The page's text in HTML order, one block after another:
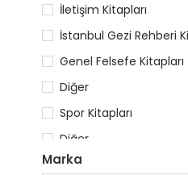
İletişim Kitapları
İstanbul Gezi Rehberi
Genel Felsefe Kitapları
Diğer
Spor Kitapları
Diğer
Sanat Tarihi Kitapları
Marka